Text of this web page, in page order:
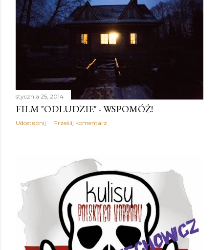
stycznia 25, 2014
FILM "ODLUDZIE" - WSPOMÓŻ!
Udostępnij Prześlij komentarz